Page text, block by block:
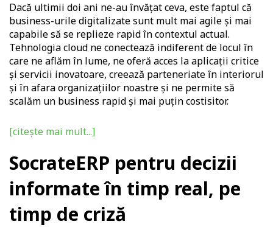
Dacă ultimii doi ani ne-au învățat ceva, este faptul că
business-urile digitalizate sunt mult mai agile și mai
capabile să se replieze rapid în contextul actual.
Tehnologia cloud ne conectează indiferent de locul în
care ne aflăm în lume, ne oferă acces la aplicaţii critice
şi servicii inovatoare, creează parteneriate în interiorul
şi în afara organizaţiilor noastre şi ne permite să
scalăm un business rapid şi mai puțin costisitor.
[citește mai mult...]
SocrateERP pentru decizii
informate în timp real, pe
timp de criză